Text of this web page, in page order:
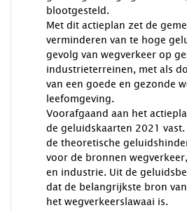
blootgesteld.
Met dit actieplan zet de
verminderen van te hoge
gevolg van wegverkeer op
industrieterreinen, met als
van een goede en gezonde
leefomgeving.
Voorafgaand aan het
de geluidskaarten 2021
de theoretische
voor de bronnen
en industrie. Uit de
dat de belangrijkste bron
het wegverkeerslawaai is.